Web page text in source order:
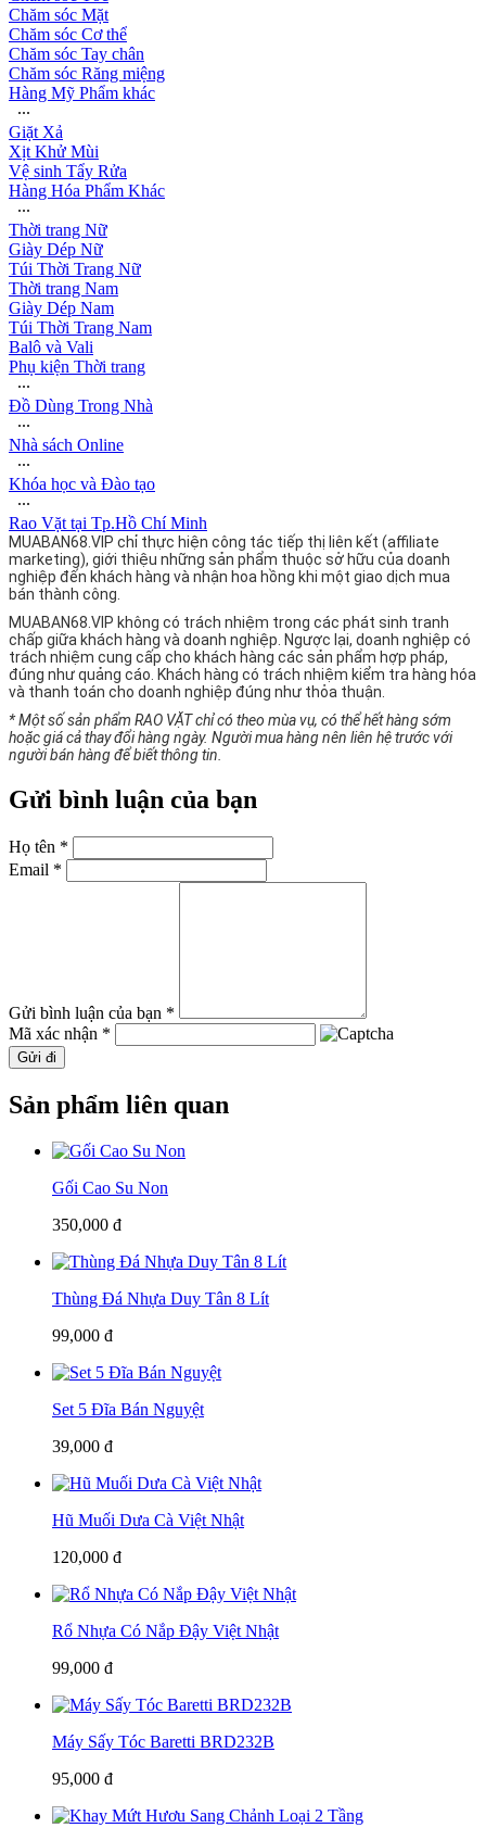
Chăm sóc Mặt
Chăm sóc Cơ thể
Chăm sóc Tay chân
Chăm sóc Răng miệng
Hàng Mỹ Phẩm khác
∙∙∙
Giặt Xả
Xịt Khử Mùi
Vệ sinh Tẩy Rửa
Hàng Hóa Phẩm Khác
∙∙∙
Thời trang Nữ
Giày Dép Nữ
Túi Thời Trang Nữ
Thời trang Nam
Giày Dép Nam
Túi Thời Trang Nam
Balô và Vali
Phụ kiện Thời trang
∙∙∙
Đồ Dùng Trong Nhà
∙∙∙
Nhà sách Online
∙∙∙
Khóa học và Đào tạo
∙∙∙
Rao Vặt tại Tp.Hồ Chí Minh
MUABAN68.VIP chỉ thực hiện công tác tiếp thị liên kết (affiliate
marketing), giới thiệu những sản phẩm thuộc sở hữu của doanh
nghiệp đến khách hàng và nhận hoa hồng khi một giao dịch mua
bán thành công.
MUABAN68.VIP không có trách nhiệm trong các phát sinh tranh
chấp giữa khách hàng và doanh nghiệp. Ngược lại, doanh nghiệp có
trách nhiệm cung cấp cho khách hàng các sản phẩm hợp pháp,
đúng như quảng cáo. Khách hàng có trách nhiệm kiểm tra hàng hóa
và thanh toán cho doanh nghiệp đúng như thỏa thuận.
* Một số sản phẩm RAO VẶT chỉ có theo mùa vụ, có thể hết hàng sớm
hoặc giá cả thay đổi hàng ngày. Người mua hàng nên liên hệ trước với
người bán hàng để biết thông tin.
Gửi bình luận của bạn
Họ tên *
Email *
Gửi bình luận của bạn *
Mã xác nhận *
Gửi đi
Sản phẩm liên quan
Gối Cao Su Non
350,000 đ
Thùng Đá Nhựa Duy Tân 8 Lít
99,000 đ
Set 5 Đĩa Bán Nguyệt
39,000 đ
Hũ Muối Dưa Cà Việt Nhật
120,000 đ
Rổ Nhựa Có Nắp Đậy Việt Nhật
99,000 đ
Máy Sấy Tóc Baretti BRD232B
95,000 đ